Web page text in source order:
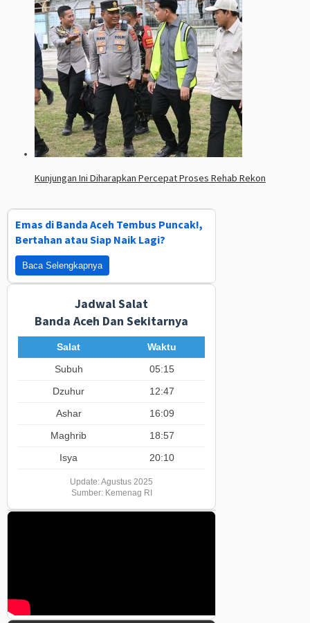
Kunjungan Ini Diharapkan Percepat Proses Rehab Rekon
Emas di Banda Aceh Tembus Puncak!,
Bertahan atau Siap Naik Lagi?
Baca Selengkapnya
Jadwal Salat
Banda Aceh Dan Sekitarnya
Salat
Waktu
Subuh
05:15
Dzuhur
12:47
Ashar
16:09
Maghrib
18:57
Isya
20:10
Update: Agustus 2025
Sumber: Kemenag RI